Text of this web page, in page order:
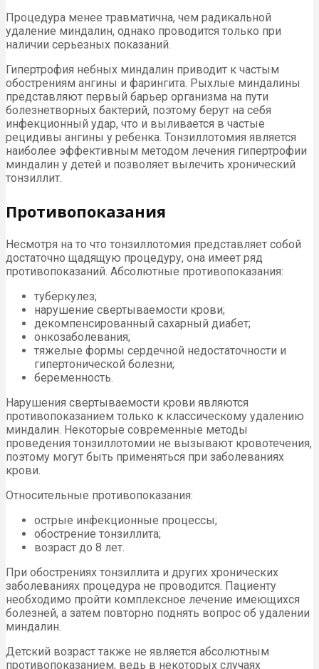
Процедура менее травматична, чем радикальной
удаление миндалин, однако проводится только при
наличии серьезных показаний.
Гипертрофия небных миндалин приводит к частым
обострениям ангины и фарингита. Рыхлые миндалины
представляют первый барьер организма на пути
болезнетворных бактерий, поэтому берут на себя
инфекционный удар, что и выливается в частые
рецидивы ангины у ребенка. Тонзиллотомия является
наиболее эффективным методом лечения гипертрофии
миндалин у детей и позволяет вылечить хронический
тонзиллит.
Противопоказания
Несмотря на то что тонзиллотомия представляет собой
достаточно щадящую процедуру, она имеет ряд
противопоказаний. Абсолютные противопоказания:
туберкулез;
нарушение свертываемости крови;
декомпенсированный сахарный диабет;
онкозаболевания;
тяжелые формы сердечной недостаточности и
гипертонической болезни;
беременность.
Нарушения свертываемости крови являются
противопоказанием только к классическому удалению
миндалин. Некоторые современные методы
проведения тонзиллотомии не вызывают кровотечения,
поэтому могут быть применяться при заболеваниях
крови.
Относительные противопоказания:
острые инфекционные процессы;
обострение тонзиллита;
возраст до 8 лет.
При обострениях тонзиллита и других хронических
заболеваниях процедура не проводится. Пациенту
необходимо пройти комплексное лечение имеющихся
болезней, а затем повторно поднять вопрос об удалении
миндалин.
Детский возраст также не является абсолютным
противопоказанием, ведь в некоторых случаях